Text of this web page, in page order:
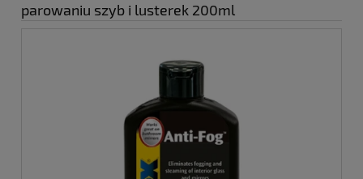
parowaniu szyb i lusterek 200ml